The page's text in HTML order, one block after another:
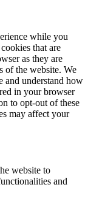
while you
that are
as they are
of the website. We
and understand how
in your browser
to opt-out of these
may affect your
website to
and